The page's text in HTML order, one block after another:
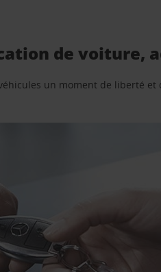
de voiture,
un moment de liberté